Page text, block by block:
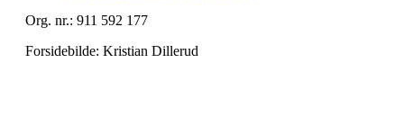
Org. nr.: 911 592 177
Forsidebilde: Kristian Dillerud